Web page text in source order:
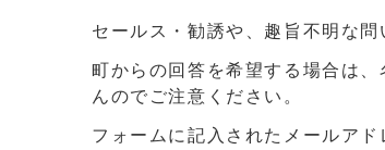
セールス・勧誘や、趣旨不明な
町からの回答を希望する場合は
んのでご注意ください。
フォームに記入されたメールア